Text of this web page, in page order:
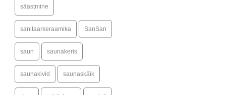
säästmine
sanitaarkeraamika SanSan
saun saunakeris
saunakivid saunaskäik